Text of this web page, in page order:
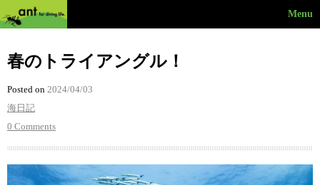
Menu
春のトライアングル！
Posted on 2024/04/03
海日記
0 Comments